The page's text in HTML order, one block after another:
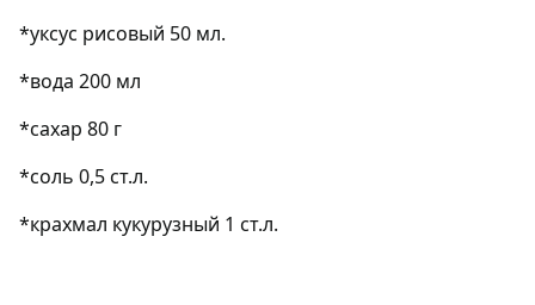
*уксус рисовый 50 мл.
*вода 200 мл
*сахар 80 г
*соль 0,5 ст.л.
*крахмал кукурузный 1 ст.л.